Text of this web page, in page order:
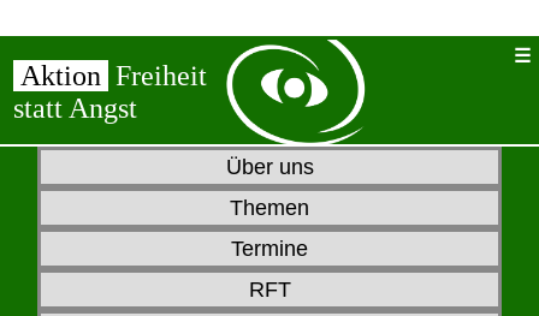
Aktion Freiheit
statt Angst
Über uns
Themen
Termine
RFT